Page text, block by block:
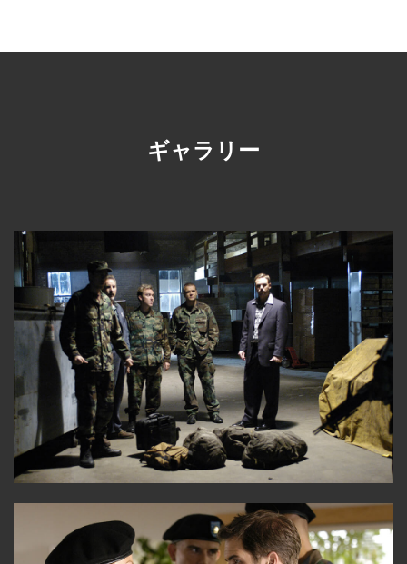
ギャラリー